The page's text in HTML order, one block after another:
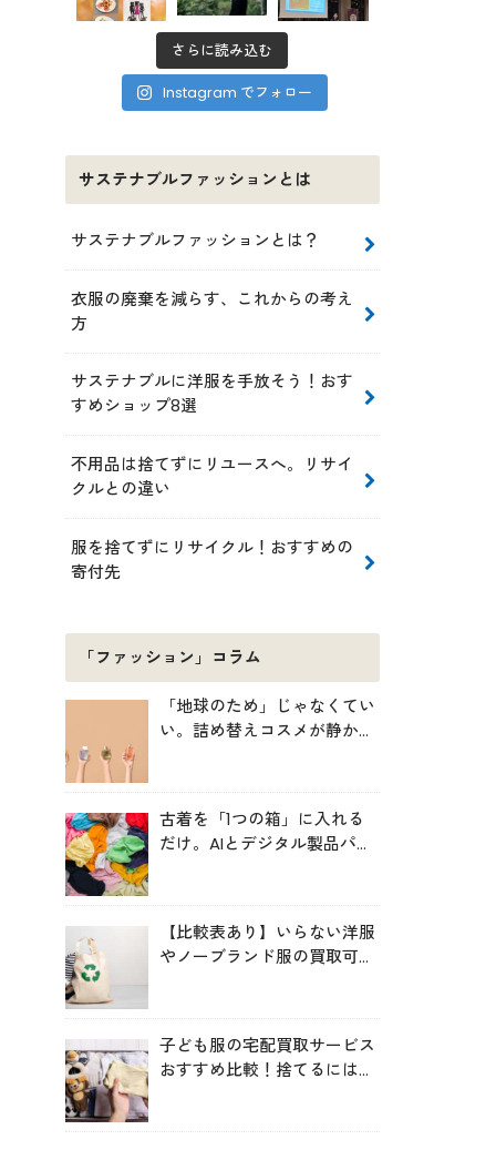
さらに読み込む
Instagram でフォロー
サステナブルファッションとは
サステナブルファッションとは？
衣服の廃棄を減らす、これからの考え
方
サステナブルに洋服を手放そう！おす
すめショップ8選
不用品は捨てずにリユースへ。リサイ
クルとの違い
服を捨てずにリサイクル！おすすめの
寄付先
「ファッション」コラム
「地球のため」じゃなくてい
い。詰め替えコスメが静かに
古着を「1つの箱」に入れる
だけ。AIとデジタル製品パス
【比較表あり】いらない洋服
やノーブランド服の買取可能
子ども服の宅配買取サービス
おすすめ比較！捨てるにはも